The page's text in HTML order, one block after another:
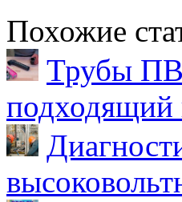
Похожие
Трубы
подходящий